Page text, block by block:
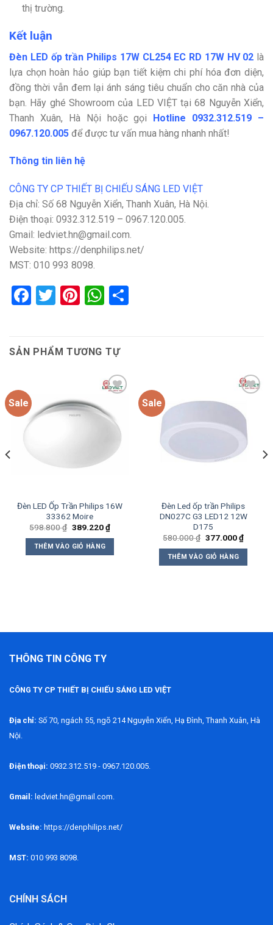
thị trường.
Kết luận
Đèn LED ốp trần Philips 17W CL254 EC RD 17W HV 02 là
lựa chọn hoàn hảo giúp bạn tiết kiệm chi phí hóa đơn diện,
đồng thời vẫn đem lại ánh sáng tiêu chuẩn cho căn nhà của
bạn. Hãy ghé Showroom của LED VIỆT tại 68 Nguyễn Xiển,
Thanh Xuân, Hà Nội hoặc gọi Hotline 0932.312.519 –
0967.120.005 để được tư vấn mua hàng nhanh nhất!
Thông tin liên hệ
CÔNG TY CP THIẾT BỊ CHIẾU SÁNG LED VIỆT
Địa chỉ: Số 68 Nguyễn Xiển, Thanh Xuân, Hà Nội.
Điện thoại: 0932.312.519 – 0967.120.005.
Gmail: ledviet.hn@gmail.com.
Website: https://denphilips.net/
MST: 010 993 8098.
Facebook
Twitter
Pinterest
WhatsApp
SẢN PHẨM TƯƠNG TỰ
Sale
Add to
wishlist
Đèn LED Ốp Trần Philips 16W
33362 Moire
598.800₫ Giá
là:
598.800 ₫.
389.220₫Giá
hiện
389.220 ₫.
THÊM VÀO GIỎ HÀNG
Sale
Add to
wishlist
Đèn Led ốp trần Philips
DN027C G3 LED12 12W
D175
580.000₫ Giá
là:
580.000 ₫.
377.000₫Giá
hiện
THÊM VÀO GIỎ HÀNG
THÔNG TIN CÔNG TY
CÔNG TY CP THIẾT BỊ CHIẾU SÁNG LED VIỆT
Địa chỉ: Số 70, ngách 55, ngõ 214 Nguyễn Xiển, Hạ Đình, Thanh Xuân, Hà
Nội.
Điện thoại: 0932.312.519 - 0967.120.005.
Gmail: ledviet.hn@gmail.com.
Website: https://denphilips.net/
MST: 010 993 8098.
CHÍNH SÁCH